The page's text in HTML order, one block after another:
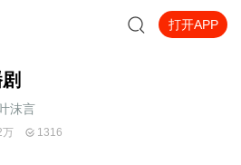
打开APP
沫言
万 1316